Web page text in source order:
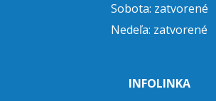
Sobota: zatvorené
Nedeľa: zatvorené
INFOLINKA